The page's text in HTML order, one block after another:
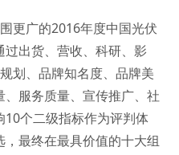
更广的2016年度中国光伏
出货、营收、科研、影
划、品牌知名度、品牌美
服务质量、宣传推广、社
个二级指标作为评判体
最终在最具价值的十大组